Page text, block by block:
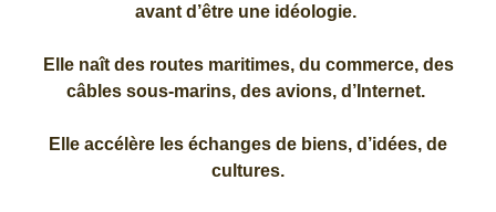
avant d’être une idéologie.
Elle naît des routes maritimes, du commerce, des
câbles sous-marins, des avions, d’Internet.
Elle accélère les échanges de biens, d’idées, de
cultures.